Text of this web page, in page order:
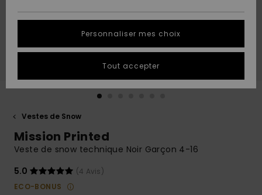
A
Découvrir
A
Découvrir
tailles
conversation
plus rapide
à votre
question.
Démarrer
QUIKSILVER
Vestes de Snow
Mission Printed
Veste de snow technique Noir Garçon 4-16
5.0
(4 Avis)
ECO-BONUS
Personnaliser mes choix
Tout accepter